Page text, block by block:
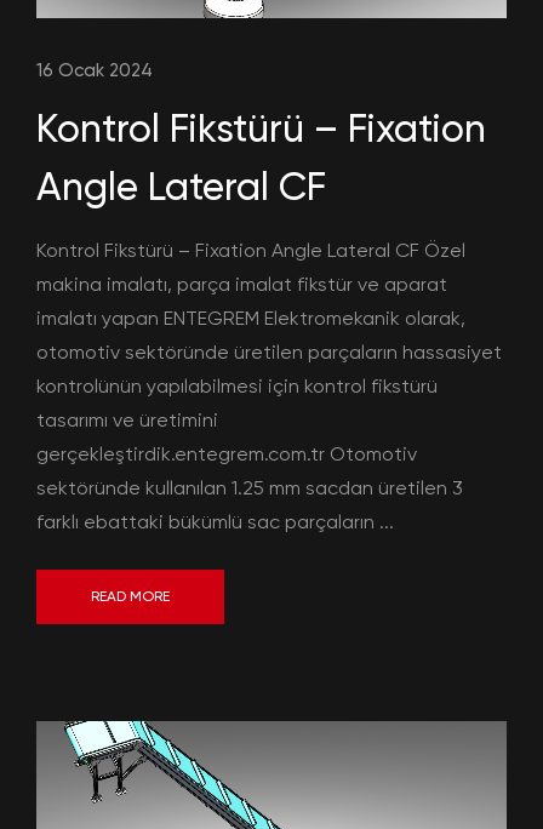
16 Ocak 2024
Kontrol Fikstürü – Fixation
Angle Lateral CF
Kontrol Fikstürü – Fixation Angle Lateral CF Özel
makina imalatı, parça imalat fikstür ve aparat
imalatı yapan ENTEGREM Elektromekanik olarak,
otomotiv sektöründe üretilen parçaların hassasiyet
kontrolünün yapılabilmesi için kontrol fikstürü
tasarımı ve üretimini
gerçekleştirdik.entegrem.com.tr Otomotiv
sektöründe kullanılan 1.25 mm sacdan üretilen 3
farklı ebattaki bükümlü sac parçaların ...
READ MORE